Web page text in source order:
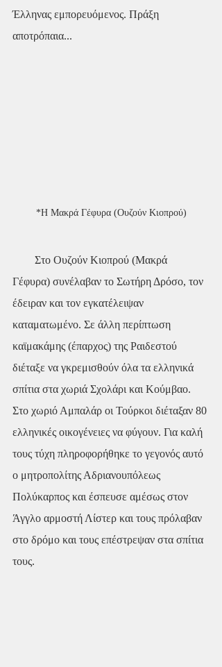
Έλληνας εμπορευόμενος. Πράξη
αποτρόπαια...
*Η Μακρά Γέφυρα (Ουζούν Κιοπρού)
Γέφυρα) συνέλαβαν το Σωτήρη Δρόσο, τον
έδειραν και τον εγκατέλειψαν
καταματωμένο. Σε άλλη περίπτωση
καϊμακάμης (έπαρχος) της Ραιδεστού
διέταξε να γκρεμισθούν όλα τα ελληνικά
σπίτια στα χωριά Σχολάρι και Κούμβαο.
Στο χωριό Αμπαλάρ οι Τούρκοι διέταξαν 80
ελληνικές οικογένειες να φύγουν. Για καλή
τους τύχη πληροφορήθηκε το γεγονός αυτό
ο μητροπολίτης Αδριανουπόλεως
Πολύκαρπος και έσπευσε αμέσως στον
Άγγλο αρμοστή Λίστερ και τους πρόλαβαν
στο δρόμο και τους επέστρεψαν στα σπίτια
τους.